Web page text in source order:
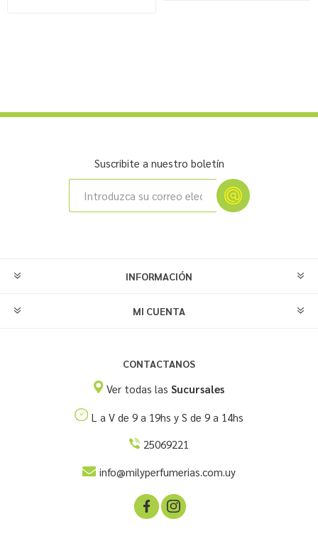
Suscribite a nuestro boletín
INFORMACIÓN
MI CUENTA
CONTACTANOS
Ver todas las Sucursales
L a V de 9 a 19hs y S de 9 a 14hs
25069221
info@milyperfumerias.com.uy